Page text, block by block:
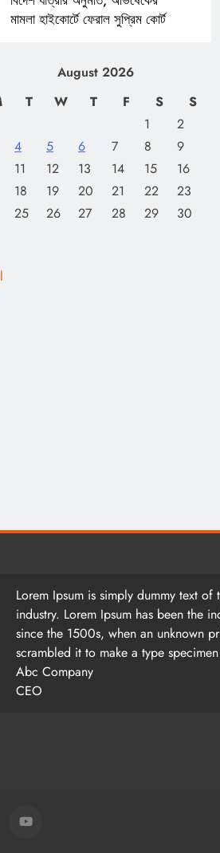
মামলা হাইকোর্টে ফেরাল সুপ্রিম কোর্ট
August 2026
T W T F S
S
1
2
4 5 6 7 8
9
11 12 13 14 15
16
18 19 20 21 22
23
25 26 27 28 29
30
Lorem Ipsum is simply dummy text
industry. Lorem Ipsum has been the
since the 1500s, when an unknown
scrambled it to make a type
Abc Company
CEO